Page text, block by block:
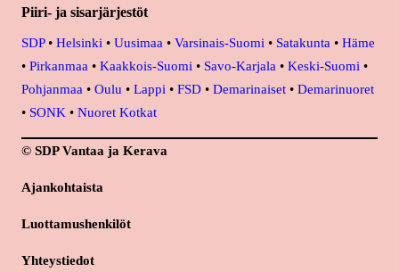
Piiri- ja sisarjärjestöt
SDP• Helsinki • Uusimaa • Varsinais-Suomi • Satakunta • Häme
• Pirkanmaa • Kaakkois-Suomi • Savo-Karjala • Keski-Suomi •
Pohjanmaa • Oulu • Lappi • FSD • Demarinaiset • Demarinuoret
• SONK • Nuoret Kotkat
© SDP Vantaa ja Kerava
Ajankohtaista
Luottamushenkilöt
Yhteystiedot